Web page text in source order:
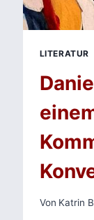
LITERATUR
Von Katrin